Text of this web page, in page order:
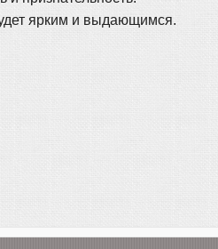
ярким и выдающимся.